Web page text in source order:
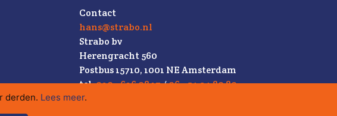
Contact
hans@strabo.nl
Strabo bv
Herengracht 560
Postbus 15710, 1001 NE Amsterdam
tel.020 - 626 08 17/06 - 54 34 80 80
derden. Lees meer.